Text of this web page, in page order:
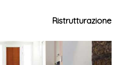
Ristrutturazione